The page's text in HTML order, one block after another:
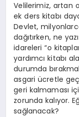
Velilerimiz, artan
ek ders kitabı
Devlet,
dağıtırken, ne
idareleri “o
yardımcı kitabı
durumda
asgari ücretle
geri kalmaması
zorunda kalıyor.
sağlanacak?